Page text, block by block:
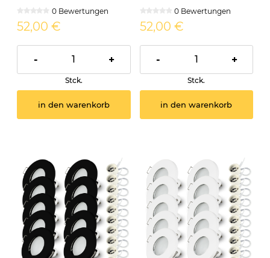
0 Bewertungen
52,00 €
- +
Stck.
in den warenkorb
0 Bewertungen
52,00 €
- +
Stck.
in den warenkorb